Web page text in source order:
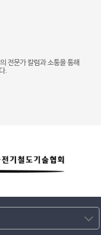
전문가 칼럼과 소통을 통해
.